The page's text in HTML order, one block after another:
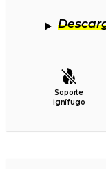
Soporte
ignífugo